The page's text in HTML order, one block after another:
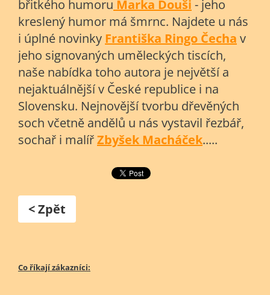
břitkého humoru Marka Douši - jeho
kreslený humor má šmrnc. Najdete u nás
i úplné novinky Františka Ringo Čecha v
jeho signovaných uměleckých tiscích,
naše nabídka toho autora je největší a
nejaktuálnější v České republice i na
Slovensku. Nejnovější tvorbu dřevěných
soch včetně andělů u nás vystavil řezbář,
sochař i malířZbyšek Macháček.....
< Zpět
Co říkají zákazníci: